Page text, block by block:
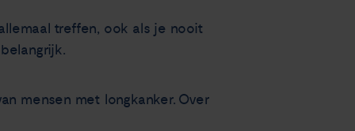
treffen, ook als je nooit
mensen met longkanker. Over